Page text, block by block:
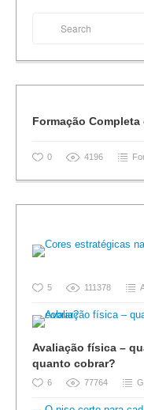
Formação Completa
0 4196
5 111378
Avaliação física –
quanto cobrar?
6 77764